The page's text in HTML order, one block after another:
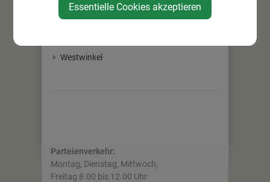
WIRTSCHAFT
Westwinkel
Parteienverkehr:
Montag, Dienstag, Mittwoch,
Freitag 8.00 bis 12.00 Uhr
Essentielle Cookies akzeptieren